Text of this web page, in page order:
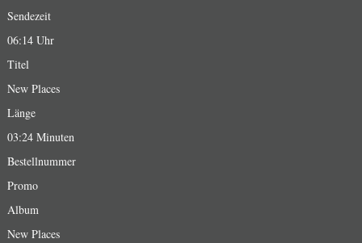
Sendezeit
06:14 Uhr
Titel
New Places
Länge
03:24 Minuten
Bestellnummer
Promo
Album
New Places